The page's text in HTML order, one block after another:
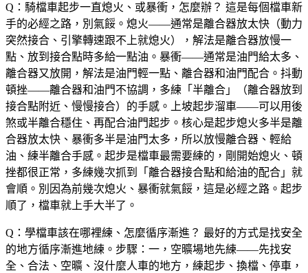
Q：騎檔車起步一直熄火、或暴衝，怎麼辦？ 這是每個檔車新
手的必經之路，別氣餒。熄火——通常是離合器放太快（動力
突然接合、引擎轉速跟不上就熄火），解法是離合器放慢一
點、放到接合點時多給一點油。暴衝——通常是油門給太多、
離合器又放開，解法是油門輕一點、離合器和油門配合。抖動
頓挫——離合器和油門不協調，多練「半離合」（離合器放到
接合點附近、慢慢接合）的手感。上坡起步溜車——可以用後
煞或半離合穩住、再配合油門起步。核心是起步熄火多半是離
合器放太快、暴衝多半是油門太多，所以放慢離合器、輕給
油、練半離合手感。起步是檔車最需要練的，剛開始熄火、頓
挫都很正常，多練幾次抓到「離合器接合點和給油的配合」就
會順。別因為前幾次熄火、暴衝就氣餒，這是必經之路。起步
順了，檔車就上手大半了。
Q：學檔車該在哪裡練、怎麼循序漸進？ 最好的方式是找安全
的地方循序漸進地練。步驟：一，空曠場地先練——先找安
全、合法、空曠、沒什麼人車的地方，練起步、換檔、停車，